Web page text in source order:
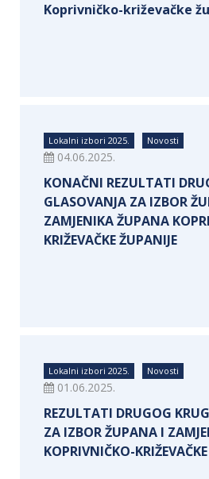
Koprivničko-križevačke
Lokalni izbori 2025. Novosti
04.06.2025.
KONAČNI REZULTATI
GLASOVANJA ZA IZBOR
ZAMJENIKA ŽUPANA
KRIŽEVAČKE ŽUPANIJE
Lokalni izbori 2025. Novosti
01.06.2025.
REZULTATI DRUGOG
ZA IZBOR ŽUPANA I
KOPRIVNIČKO-